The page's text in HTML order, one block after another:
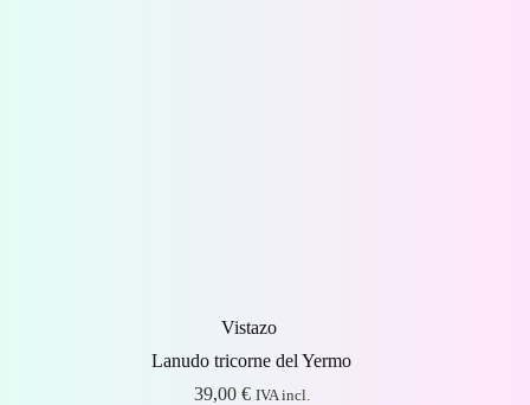
Vistazo
Lanudo tricorne del Yermo
39,00 € IVA incl.